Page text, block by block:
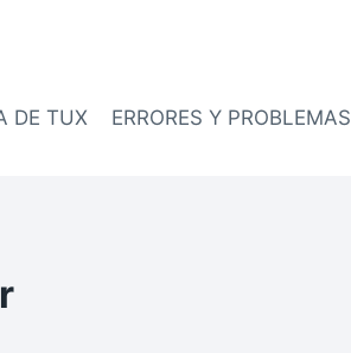
DE TUX ERRORES Y PROBLEMAS